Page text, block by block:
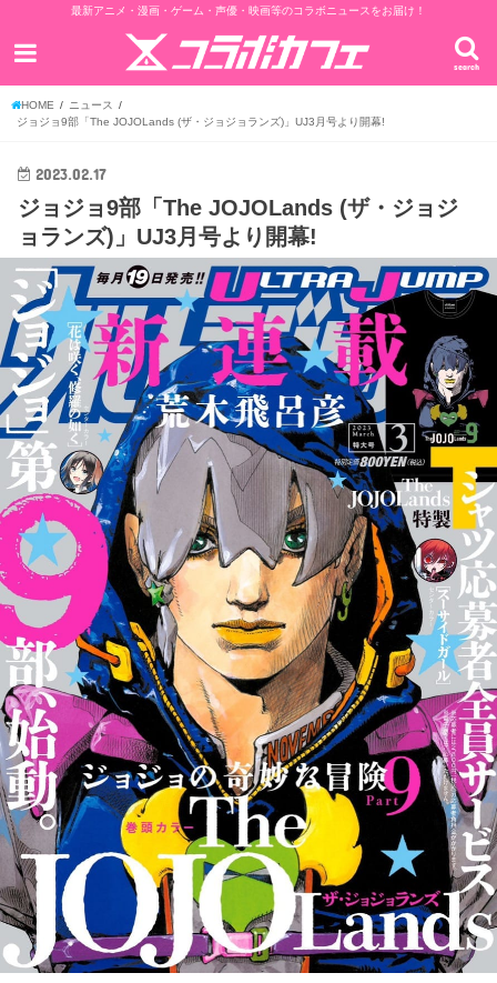
最新アニメ・漫画・ゲーム・声優・映画等のコラボニュースをお届け！
search
HOME
ニュース
ジョジョ9部「The JOJOLands (ザ・ジョジョランズ)」UJ3月号より開幕!
2023.02.17
ジョジョ9部「The JOJOLands (ザ・ジョジ
ョランズ)」UJ3月号より開幕!